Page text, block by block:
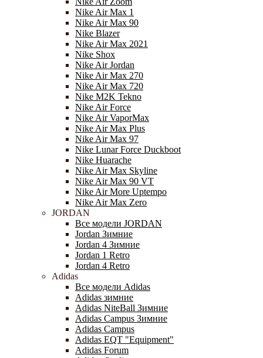
Nike Air Max 1
Nike Air Max 90
Nike Blazer
Nike Air Max 2021
Nike Shox
Nike Air Jordan
Nike Air Max 270
Nike Air Max 720
Nike M2K Tekno
Nike Air Force
Nike Air VaporMax
Nike Air Max Plus
Nike Air Max 97
Nike Lunar Force Duckboot
Nike Huarache
Nike Air Max Skyline
Nike Air Max 90 VT
Nike Air More Uptempo
Nike Air Max Zero
JORDAN
Все модели JORDAN
Jordan Зимние
Jordan 4 Зимние
Jordan 1 Retro
Jordan 4 Retro
Adidas
Все модели Adidas
Adidas зимние
Adidas NiteBall Зимние
Adidas Campus Зимние
Adidas Campus
Adidas EQT "Equipment"
Adidas Forum